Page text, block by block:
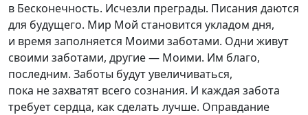
в Бесконечность. Исчезли преграды. Писания даются
для будущего. Мир Мой становится укладом дня,
и время заполняется Моими заботами. Одни живут
своими заботами, другие — Моими. Им благо,
последним. Заботы будут увеличиваться,
пока не захватят всего сознания. И каждая забота
требует сердца, как сделать лучше. Оправдание